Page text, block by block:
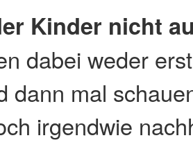
Kinder nicht
dabei weder
dann mal
irgendwie